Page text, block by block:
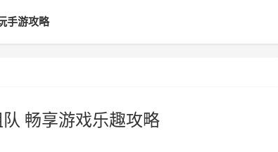
手游攻略
畅享游戏乐趣攻略